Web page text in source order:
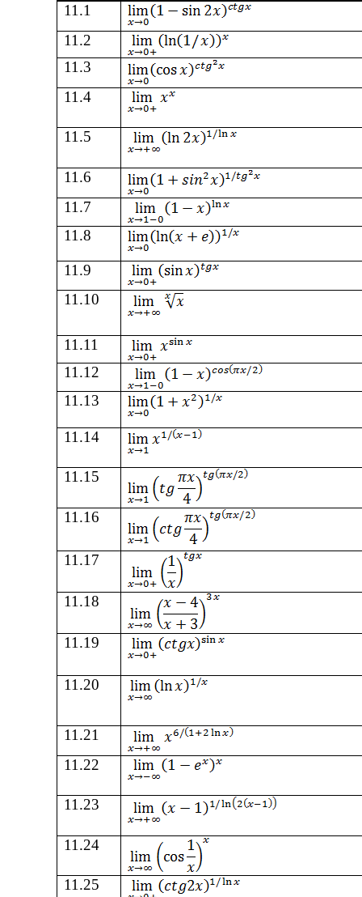
11 .1
11 .2
11 .3
11 .4
11 .5
11 .6
11 .7
11 .8
11 .9
11 .10
11 .11
11 .12
11 .13
11 .14
11 .15
11 .16
11 .17
11 .18
11 .19
11 .20
11 .21
11 .22
11 .23
11 .24
11 .25